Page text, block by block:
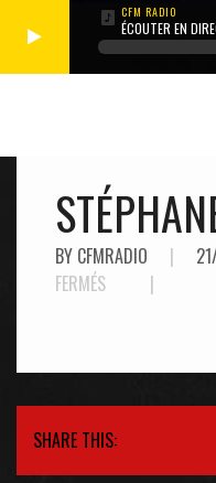
ÉCOUTER EN
BY CFMRADIO |
FERMÉS
SUR|
SHARE THIS: